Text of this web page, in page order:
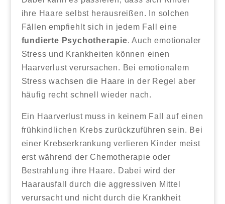
ihre Haare selbst herausreißen. In solchen
Fällen empfiehlt sich in jedem Fall eine
fundierte Psychotherapie. Auch emotionaler
Stress und Krankheiten können einen
Haarverlust verursachen. Bei emotionalem
Stress wachsen die Haare in der Regel aber
häufig recht schnell wieder nach.
Ein Haarverlust muss in keinem Fall auf einen
frühkindlichen Krebs zurückzuführen sein. Bei
einer Krebserkrankung verlieren Kinder meist
erst während der Chemotherapie oder
Bestrahlung ihre Haare. Dabei wird der
Haarausfall durch die aggressiven Mittel
verursacht und nicht durch die Krankheit